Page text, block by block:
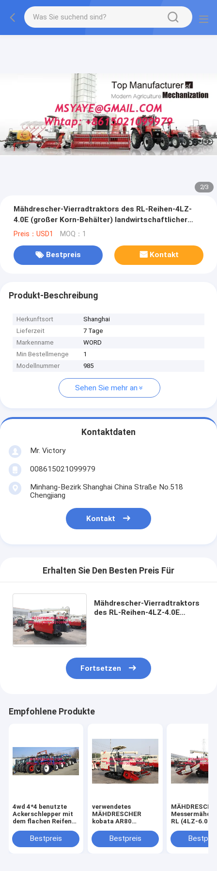
2/3
Mähdrescher-Vierradtraktors des RL-Reihen-4LZ-
4.0E (großer Korn-Behälter) landwirtschaftlicher
Traktor zerteilt
Preis：USD1 MOQ：1
Bestpreis Kontakt
Produkt-Beschreibung
Herkunftsort
Shanghai
Lieferzeit
7 Tage
Markenname
WORD
Min Bestellmenge
1
Modellnummer
985
Sehen Sie mehr an
Kontaktdaten
Mr. Victory
008615021099979
Minhang-Bezirk Shanghai China Straße No.518
Chengjiang
Kontakt
Erhalten Sie Den Besten Preis Für
Mähdrescher-Vierradtraktors
des RL-Reihen-4LZ-4.0E
Fortsetzen
Empfohlene Produkte
4wd 4*4 benutzte
Ackerschlepper mit
dem flachen Reifen
hydraulischen
Traktor mit
Bestpreis
verwendetes
MÄHDRESCHER
kobata AR80
kubota Ersatzteile
des Kornbehälters
Bestpreis
RL (4LZ-6.0P)
CHINA